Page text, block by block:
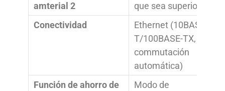
amterial 2
que sea superior)
Conectividad
Ethernet (10BASE-
T/100BASE-TX,
commutación
automática)
Función de ahorro de
Modo de